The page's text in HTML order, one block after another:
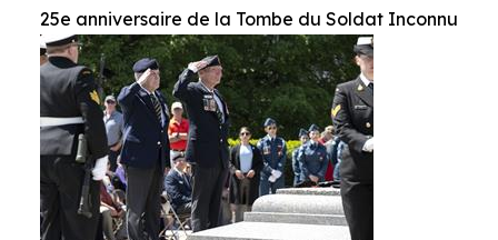
25e anniversaire de la Tombe du Soldat Inconnu